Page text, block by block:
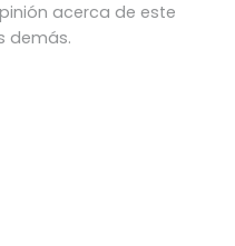
acerca de este
demás.